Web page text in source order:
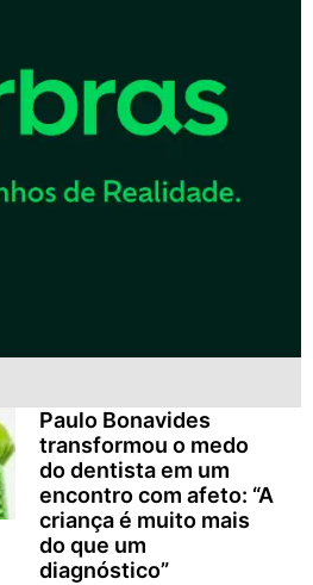
Paulo Bonavides
transformou o medo
do dentista em um
encontro com afeto: “A
criança é muito mais
do que um
diagnóstico”